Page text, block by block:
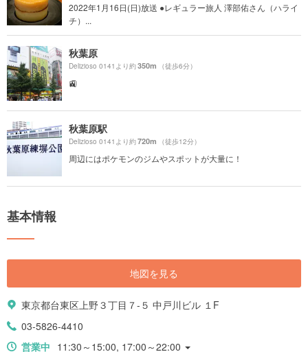
2022年1月16日(日)放送 ●レギュラー旅人 澤部佑さん（ハライ
チ）...
秋葉原
Delizioso 0141より約350m （徒歩6分）
🚉
秋葉原駅
Delizioso 0141より約720m （徒歩12分）
周辺にはポケモンのジムやスポットが大量に！
基本情報
地図を見る
東京都台東区上野３丁目７-５ 中戸川ビル １F
03-5826-4410
営業中 11:30～15:00, 17:00～22:00